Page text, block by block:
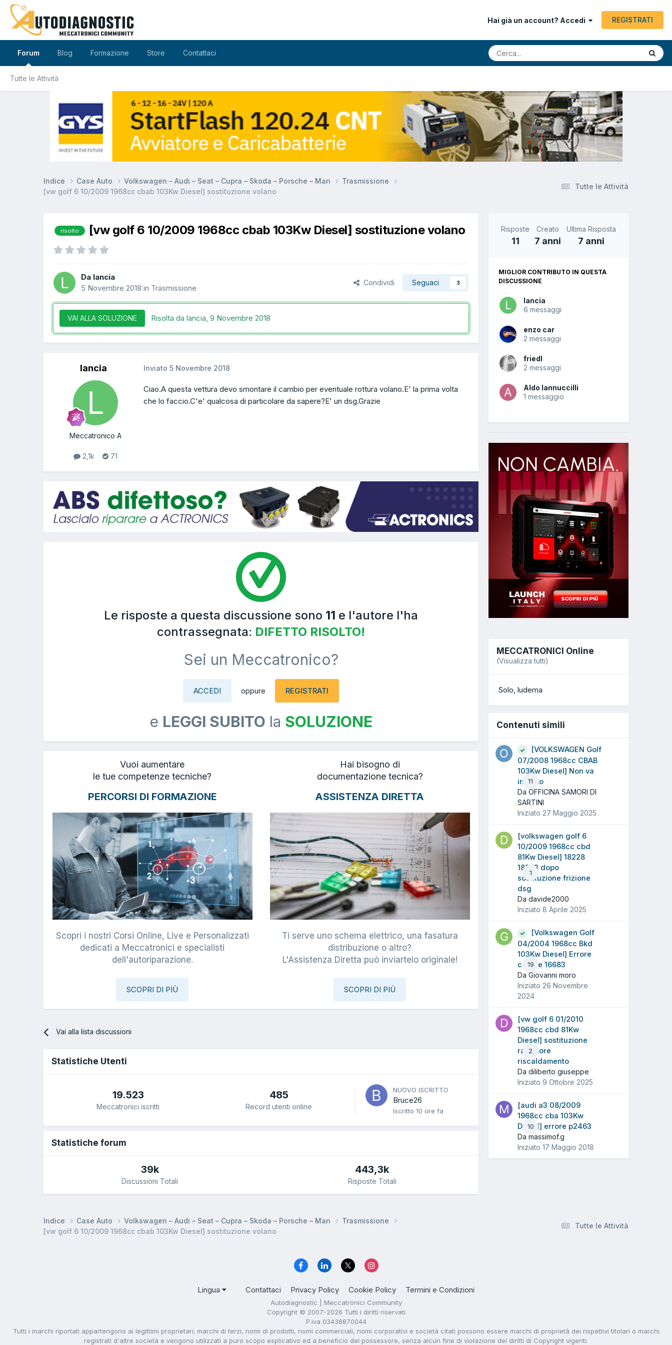
Hai già un account? Accedi REGISTRATI
Forum
Tutte le Attività
Blog Formazione Store Contattaci
Tutte le Attività
Indice Case Auto Volkswagen – Audi – Seat – Cupra – Skoda – Porsche – Man
Trasmissione
[vw golf 6 10/2009 1968cc cbab 103Kw Diesel] sostituzione volano
risolto [vw golf 6 10/2009 1968cc cbab 103Kw Diesel] sostituzione volano
Da lancia
5 Novembre 2018 in Trasmissione
Condividi Seguaci 3
VAI ALLA SOLUZIONE Risolta da lancia, 9 Novembre 2018
lancia
Meccatronico A
2,1k 71
Inviato 5 Novembre 2018
Ciao.A questa vettura devo smontare il cambio per eventuale rottura volano.E' la prima volta
che lo faccio.C'e' qualcosa di particolare da sapere?E' un dsg.Grazie
Le risposte a questa discussione sono 11 e l'autore l'ha
contrassegnata: DIFETTO RISOLTO!
Sei un Meccatronico?
ACCEDI oppure REGISTRATI
e LEGGI SUBITO la SOLUZIONE
Vuoi aumentare
le tue competenze tecniche?
PERCORSI DI FORMAZIONE
Scopri i nostri Corsi Online, Live e Personalizzati
dedicati a Meccatronici e specialisti
dell'autoriparazione.
SCOPRI DI PIÙ
Hai bisogno di
documentazione tecnica?
ASSISTENZA DIRETTA
Ti serve uno schema elettrico, una fasatura
distribuzione o altro?
L'Assistenza Diretta può inviartelo originale!
SCOPRI DI PIÙ
Vai alla lista discussioni
Statistiche Utenti
19.523
Meccatronici iscritti
485
Record utenti online
NUOVO ISCRITTO
Bruce26
Iscritto 10 ore fa
Statistiche forum
39k
Discussioni Totali
443,3k
Risposte Totali
Risposte
11
Creato
7 anni
Ultima Risposta
7 anni
MIGLIOR CONTRIBUTO IN QUESTA
DISCUSSIONE
lancia
6 messaggi
enzo car
2 messaggi
friedl
2 messaggi
Aldo Iannuccilli
1 messaggio
MECCATRONICI Online
(Visualizza tutti)
Solo ludema
Contenuti simili
11
[VOLKSWAGEN Golf
07/2008 1968cc CBAB
103Kw Diesel] Non va
in moto
Da OFFICINA SAMORI DI
SARTINI
Iniziato 27 Maggio 2025
1
[volkswagen golf 6
10/2009 1968cc cbd
81Kw Diesel] 18228
18223 dopo
sostituzione frizione
dsg
Da davide2000
Iniziato 8 Aprile 2025
19
[Volkswagen Golf
04/2004 1968cc Bkd
103Kw Diesel] Errore
codice 16683
Da Giovanni moro
Iniziato 26 Novembre
2024
2
[vw golf 6 01/2010
1968cc cbd 81Kw
Diesel] sostituzione
radiatore
riscaldamento
Da diliberto giuseppe
Iniziato 9 Ottobre 2025
10
[audi a3 08/2009
1968cc cba 103Kw
Diesel] errore p2463
Da massimof.g
Iniziato 17 Maggio 2018
Tutte le Attività
Indice Case Auto Volkswagen – Audi – Seat – Cupra – Skoda – Porsche – Man
Trasmissione
[vw golf 6 10/2009 1968cc cbab 103Kw Diesel] sostituzione volano
Lingua Contattaci Privacy Policy Cookie Policy Termini e Condizioni
Autodiagnostic | Meccatronici Community
Copyright © 2007-2026 Tutti i diritti riservati
P.iva 03438870044
Tutti i marchi riportati appartengono ai legittimi proprietari; marchi di terzi, nomi di prodotti, nomi commerciali, nomi corporativi e società citati possono essere marchi di proprietà dei rispettivi titolari o marchi
registrati d'altre società e vengono utilizzati a puro scopo esplicativo ed a beneficio del possessore, senza alcun fine di violazione dei diritti di Copyright vigenti.